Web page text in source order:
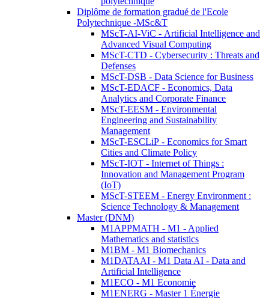
Diplôme de formation gradué de l'Ecole
Polytechnique -MSc&T
MScT-AI-ViC - Artificial Intelligence and
Advanced Visual Computing
MScT-CTD - Cybersecurity : Threats and
Defenses
MScT-DSB - Data Science for Business
MScT-EDACF - Economics, Data
Analytics and Corporate Finance
MScT-EESM - Environmental
Engineering and Sustainability
Management
MScT-ESCLiP - Economics for Smart
Cities and Climate Policy
MScT-IOT - Internet of Things :
Innovation and Management Program
(IoT)
MScT-STEEM - Energy Environment :
Science Technology & Management
Master (DNM)
M1APPMATH - M1 - Applied
Mathematics and statistics
M1BM - M1 Biomechanics
M1DATAAI - M1 Data AI - Data and
Artificial Intelligence
M1ECO - M1 Economie
M1ENERG - Master 1 Énergie